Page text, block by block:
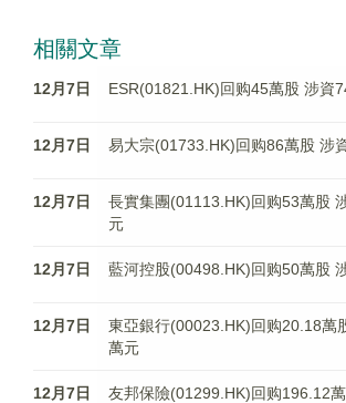
相關文章
12月7日 ESR(01821.HK)回购45萬股 涉資
12月7日 易大宗(01733.HK)回购86萬股 涉
12月7日
長實集團(01113.HK)回购53萬股
元
12月7日 藍河控股(00498.HK)回购50萬股
12月7日
東亞銀行(00023.HK)回购20.18萬
萬元
12月7日
友邦保險(01299.HK)回购196.12